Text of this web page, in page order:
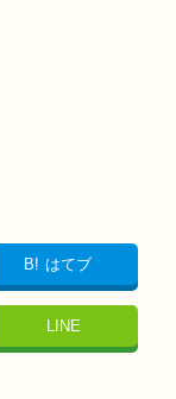
B! はてブ
LINE